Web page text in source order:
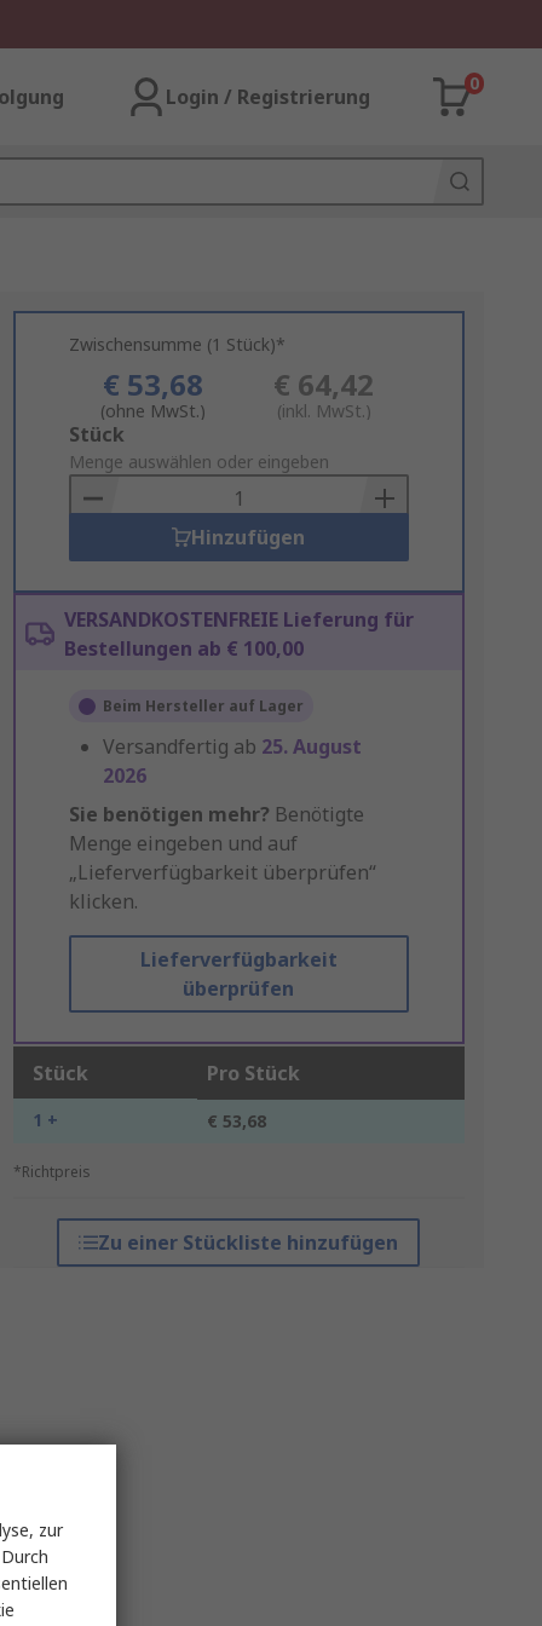
Login / Registrierung
0
Zwischensumme (1 Stück)*
€ 53,68
(ohne MwSt.)
€ 64,42
(inkl. MwSt.)
Add
to
Basket
Stück
Menge auswählen oder eingeben
Hinzufügen
VERSANDKOSTENFREIE Lieferung für
Bestellungen ab € 100,00
Beim Hersteller auf Lager
Versandfertig ab 25. August
2026
Sie benötigen mehr? Benötigte
Menge eingeben und auf
„Lieferverfügbarkeit überprüfen“
klicken.
Lieferverfügbarkeit
überprüfen
Stück Pro Stück
1 + € 53,68
*Richtpreis
Zu einer Stückliste hinzufügen
zur